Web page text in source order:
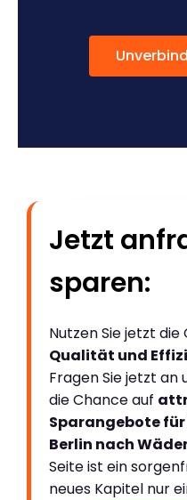
Jetzt
sparen:
Nutzen Sie jetzt
Qualität und
Fragen Sie jetzt an
die Chance auf
Sparangebote
Berlin nach
Seite ist ein
neues Kapitel nur